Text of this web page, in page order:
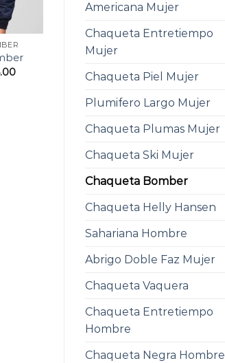
Americana Mujer
Chaqueta Entretiempo
Mujer
Chaqueta Piel Mujer
Plumifero Largo Mujer
Chaqueta Plumas Mujer
Chaqueta Ski Mujer
Chaqueta Bomber
Chaqueta Helly Hansen
Sahariana Hombre
Abrigo Doble Faz Mujer
Chaqueta Vaquera
Chaqueta Entretiempo
Hombre
Chaqueta Negra Hombre